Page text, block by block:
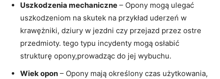
Uszkodzenia mechaniczne – ⁣Opony mogą ulegać
uszkodzeniom na skutek na przykład uderzeń w
krawężniki, dziury w jezdni czy przejazd ​przez ostre
przedmioty. ⁢tego typu incydenty mogą‍ osłabić
strukturę opony,prowadząc do jej wybuchu.
Wiek opon – Opony mają określony ⁣czas użytkowania,